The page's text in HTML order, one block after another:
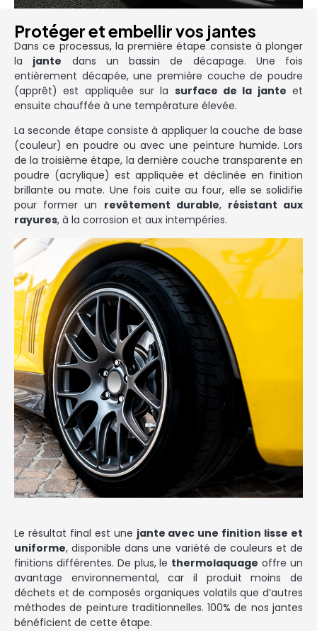
Protéger et embellir vos jantes
Dans ce processus, la première étape consiste à plonger
la jante dans un bassin de décapage. Une fois
entièrement décapée, une première couche de poudre
(apprêt) est appliquée sur la surface de la jante et
ensuite chauffée à une température élevée.
La seconde étape consiste à appliquer la couche de base
(couleur) en poudre ou avec une peinture humide. Lors
de la troisième étape, la dernière couche transparente en
poudre (acrylique) est appliquée et déclinée en finition
brillante ou mate. Une fois cuite au four, elle se solidifie
pour former un revêtement durable, résistant aux
rayures, à la corrosion et aux intempéries.
Le résultat final est une jante avec une finition lisse et
uniforme, disponible dans une variété de couleurs et de
finitions différentes. De plus, le thermolaquage offre un
avantage environnemental, car il produit moins de
déchets et de composés organiques volatils que d’autres
méthodes de peinture traditionnelles. 100% de nos jantes
bénéficient de cette étape.